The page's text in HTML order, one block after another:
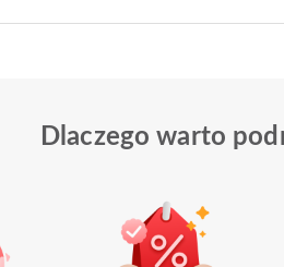
Dlaczego warto